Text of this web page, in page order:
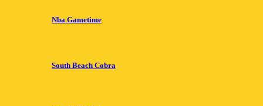
Nba Gametime
South Beach Cobra